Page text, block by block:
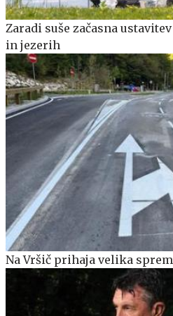
Zaradi suše začasna
in jezerih
Na Vršič prihaja velika